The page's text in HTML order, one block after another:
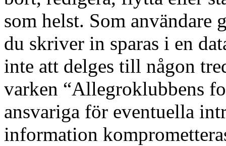
som helst. Som
du skriver in sparas i en
inte att delges till någon
varken “Allegroklubbens
ansvariga för eventuella
information